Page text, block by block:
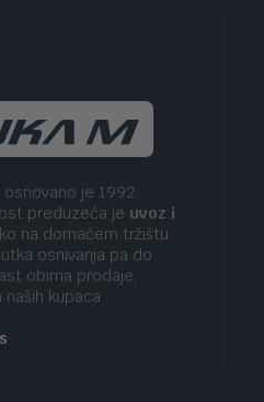
osnovano je 1992.
preduzeća je uvoz i
na domaćem tržištu
osnivanja pa do
obima prodaje,
kupaca